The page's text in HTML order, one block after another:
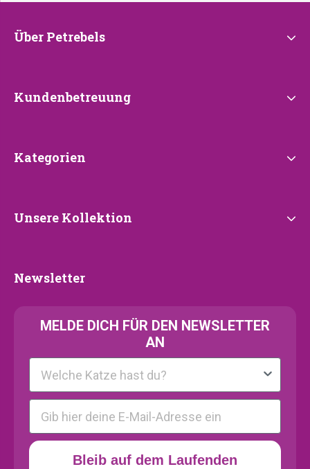
Über
Über Petrebels
Kundenbetreuung
Kundenbetreuung
Kategorien
Kategorien
Unsere
Unsere Kollektion
Newsletter
Newsletter
MELDE DICH FÜR DEN NEWSLETTER
AN
Kattenras
E-mail
Bleib auf dem Laufenden